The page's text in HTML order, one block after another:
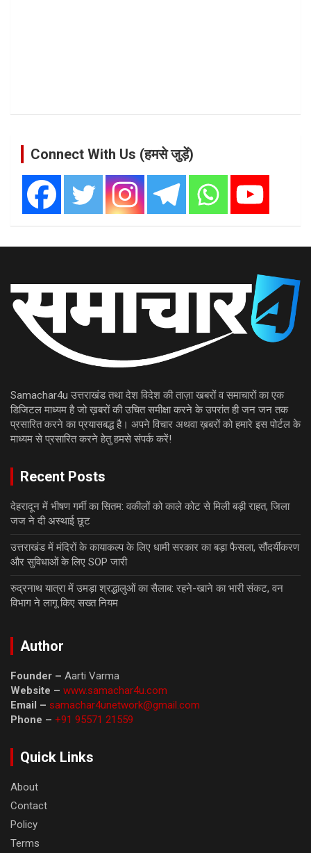
Connect With Us (हमसे जुड़ें)
Samachar4u उत्तराखंड तथा देश विदेश की ताज़ा खबरों व समाचारों का एक
डिजिटल माध्यम है जो ख़बरों की उचित समीक्षा करने के उपरांत ही जन जन तक
प्रसारित करने का प्रयासबद्ध है। अपने विचार अथवा ख़बरों को हमारे इस पोर्टल के
माध्यम से प्रसारित करने हेतु हमसे संपर्क करें!
Recent Posts
देहरादून में भीषण गर्मी का सितम: वकीलों को काले कोट से मिली बड़ी राहत, जिला
जज ने दी अस्थाई छूट
उत्तराखंड में मंदिरों के कायाकल्प के लिए धामी सरकार का बड़ा फैसला, सौंदर्यीकरण
और सुविधाओं के लिए SOP जारी
रुद्रनाथ यात्रा में उमड़ा श्रद्धालुओं का सैलाब: रहने-खाने का भारी संकट, वन
विभाग ने लागू किए सख्त नियम
Author
Founder – Aarti Varma
Website – www.samachar4u.com
Email – samachar4unetwork@gmail.com
Phone – +91 95571 21559
Quick Links
About
Contact
Policy
Terms